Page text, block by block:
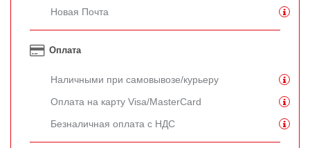
Новая Почта
Оплата
Наличными при самовывозе/курьеру
Оплата на карту Visa/MasterCard
Безналичная оплата с НДС